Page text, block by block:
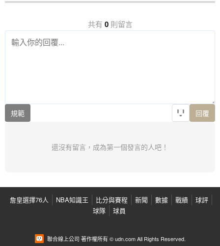
共有 0則留言
規範 回覆
還沒有留言，成為第一個發言的人吧！
詹皇選擇76人 NBA知識王 比分與賽程 新聞 數據 戰績
球評
球隊
球員
聯合線上公司 著作權所有 © udn.com All Rights Reserved.